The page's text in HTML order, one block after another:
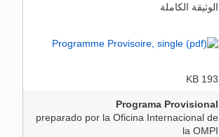
الوثيقة الكاملة
193 KB
Programa Provisional
preparado por la Oficina Internacional de
la OMPI